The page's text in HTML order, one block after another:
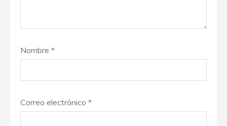
Nombre *
Correo electrónico *